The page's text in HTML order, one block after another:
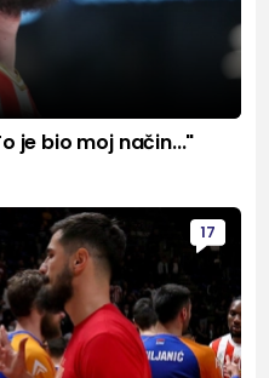
je bio moj način..."
17